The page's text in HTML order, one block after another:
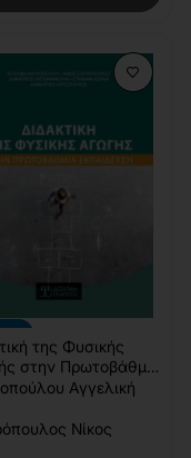
της Φυσικής
στην Πρωτοβάθμια
Αγγελική
Νίκος